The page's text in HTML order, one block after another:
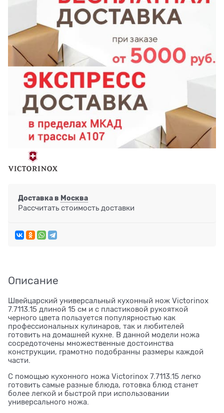
Доставка в Москва
Рассчитать стоимость доставки
Описание
Швейцарский универсальный кухонный нож Victorinox
7.7113.15 длиной 15 см и с пластиковой рукояткой
черного цвета пользуется популярностью как
профессиональных кулинаров, так и любителей
готовить на домашней кухне. В данной модели ножа
сосредоточены множественные достоинства
конструкции, грамотно подобранны размеры каждой
части.
С помощью кухонного ножа Victorinox 7.7113.15 легко
готовить самые разные блюда, готовка блюд станет
более легкой и быстрой при использовании
универсального ножа.